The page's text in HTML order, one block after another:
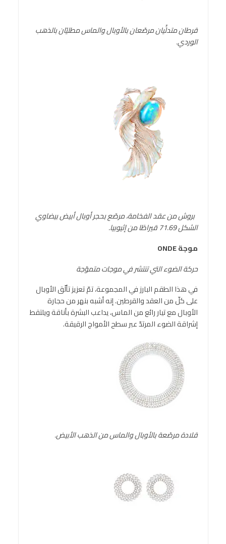
قرطان متدلٍّيان مرصّعان بالأوبال والماس مطليّان بالذهب
الوردي.
بروش من عقد الفخامة، مرصّع بحجر أوبال أبيض بيضاوي
الشكل 71.69 قيراطًا من إثيوبيا.
موجةONDE
حركة الضوء التي تنتشر في موجات متموّجة
في هذا الطقم البارز في المجموعة، تمّ تعزيز تألّق الأوبال
على كلّ من العقد والقرطين. إنه أشبه بنهر من حجارة
الأوبال مع تيار رائع من الماس، يداعب البشرة بأناقة ويلتقط
إشراقة الضوء المرتدّ عبر سطح الأمواج الرقيقة.
قلادة مرصّعة بالأوبال والماس من الذهب الأبيض.